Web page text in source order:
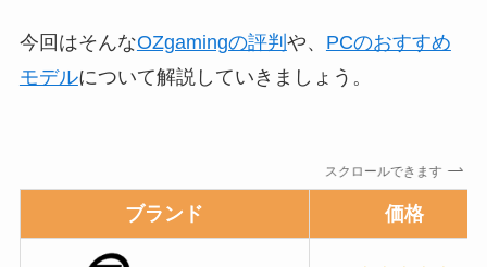
今回はそんなOZgamingの評判 や、 PCのおすすめ
モデルについて解説していきましょう。
スクロールできます
ブランド 価格